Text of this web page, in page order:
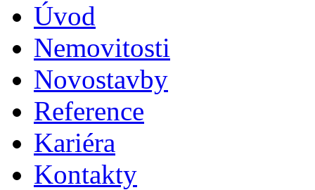
Úvod
Nemovitosti
Novostavby
Reference
Kariéra
Kontakty